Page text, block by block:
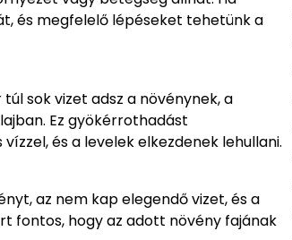
és megfelelő lépéseket tehetünk a
sok vizet adsz a növénynek, a
Ez gyökérrothadást
és a levelek elkezdenek lehullani.
az nem kap elegendő vizet, és a
fontos, hogy az adott növény fajának